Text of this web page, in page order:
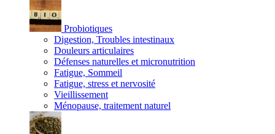
Probiotiques
Digestion, Troubles intestinaux
Douleurs articulaires
Défenses naturelles et micronutrition
Fatigue, Sommeil
Fatigue, stress et nervosité
Vieillissement
Ménopause, traitement naturel